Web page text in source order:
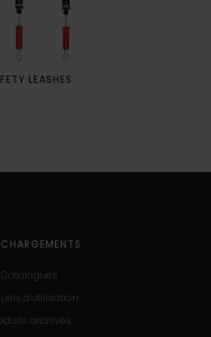
LEASHES
Catalogues
d'utilisation
archivés